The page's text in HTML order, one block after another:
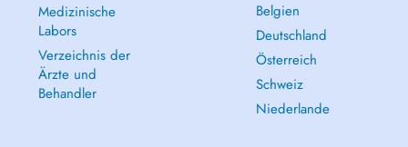
Medizinische
Labors
Verzeichnis der
Ärzte und
Behandler
Belgien
Deutschland
Österreich
Schweiz
Niederlande